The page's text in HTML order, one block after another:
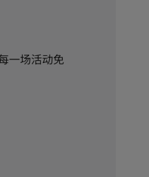
一场活动免